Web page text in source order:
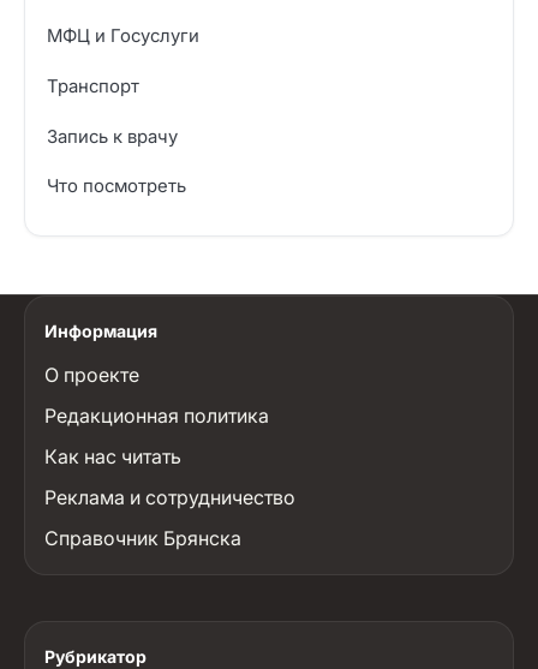
МФЦ и Госуслуги
Транспорт
Запись к врачу
Что посмотреть
Информация
О проекте
Редакционная политика
Как нас читать
Реклама и сотрудничество
Справочник Брянска
Рубрикатор